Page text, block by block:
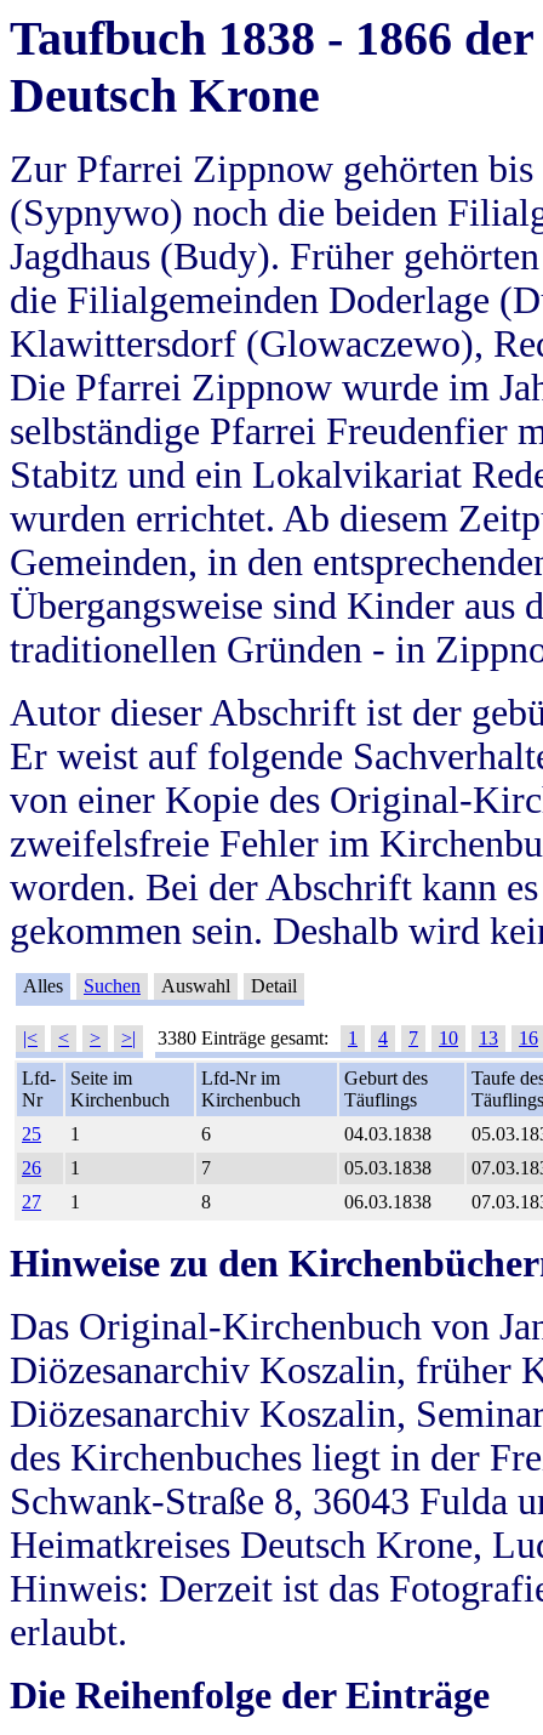
Taufbuch 1838 - 1866
Deutsch Krone
Zur Pfarrei Zippnow gehörten
(Sypnywo) noch die beiden
Jagdhaus (Budy). Früher
die Filialgemeinden Doderlage
Klawittersdorf (Glowaczewo),
Die Pfarrei Zippnow wurde im
selbständige Pfarrei Freudenfier
Stabitz und ein Lokalvikariat
wurden errichtet. Ab diesem
Gemeinden, in den
Übergangsweise sind Kinder aus
traditionellen Gründen - in
Autor dieser Abschrift ist der
Er weist auf folgende
von einer Kopie des Original-
zweifelsfreie Fehler im
worden. Bei der Abschrift kann
gekommen sein. Deshalb wird
Alles Suchen Auswahl Detail
|< < > >| 3380 Einträge gesamt: 1 4 7 10 13
16
Lfd-
Nr
Seite im
Kirchenbuch
Lfd-Nr im
Kirchenbuch
Geburt des
Täuflings
Taufe
Täuflings
25
1 6 04.03.1838
26
1 7 05.03.1838
27
1 8 06.03.1838
Hinweise zu den
Das Original-Kirchenbuch von
Diözesanarchiv Koszalin, früher
Diözesanarchiv Koszalin,
des Kirchenbuches liegt in der
Schwank-Straße 8, 36043 Fulda
Heimatkreises Deutsch Krone,
Hinweis: Derzeit ist das
erlaubt.
Die Reihenfolge der Einträge